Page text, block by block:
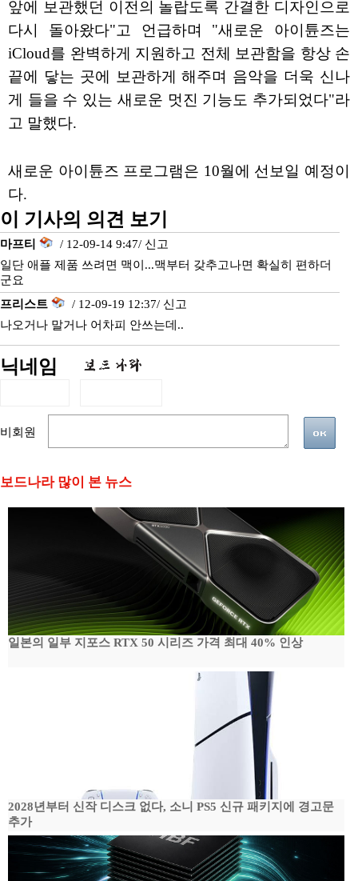
앞에 보관했던 이전의 놀랍도록 간결한 디자인으로
다시 돌아왔다"고 언급하며 "새로운 아이튠즈는
iCloud를 완벽하게 지원하고 전체 보관함을 항상 손
끝에 닿는 곳에 보관하게 해주며 음악을 더욱 신나
게 들을 수 있는 새로운 멋진 기능도 추가되었다"라
고 말했다.
새로운 아이튠즈 프로그램은 10월에 선보일 예정이
다.
이 기사의 의견 보기
마프티 / 12-09-14 9:47/ 신고
일단 애플 제품 쓰려면 맥이...맥부터 갖추고나면 확실히 편하더
군요
프리스트
/ 12-09-19 12:37/ 신고
나오거나 말거나 어차피 안쓰는데..
닉네임
비회원
보드나라 많이 본 뉴스
일본의 일부 지포스 RTX 50 시리즈 가격 최대 40% 인상
2028년부터 신작 디스크 없다, 소니 PS5 신규 패키지에 경고문
추가